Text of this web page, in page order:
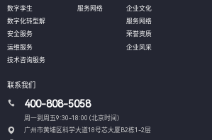
数字孪生
数字化转型解
安全服务
运维服务
技术咨询服务
服务网络
企业文化
服务网络
荣誉资质
企业风采
联系我们
400-808-5058
周一到周五9:30-18:00 (北京时间）
广州市黄埔区科学大道18号芯大厦B2栋1-2层